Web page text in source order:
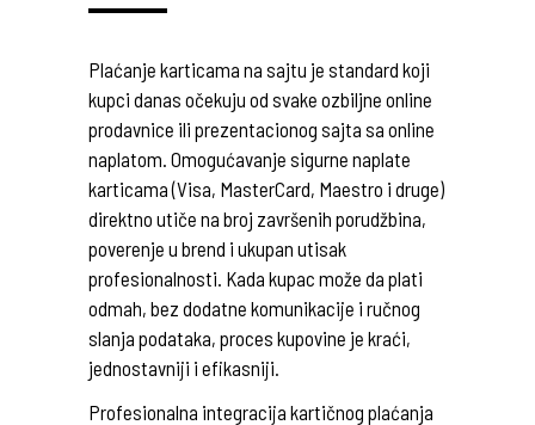
Plaćanje karticama na sajtu je standard koji
kupci danas očekuju od svake ozbiljne online
prodavnice ili prezentacionog sajta sa online
naplatom. Omogućavanje sigurne naplate
karticama (Visa, MasterCard, Maestro i druge)
direktno utiče na broj završenih porudžbina,
poverenje u brend i ukupan utisak
profesionalnosti. Kada kupac može da plati
odmah, bez dodatne komunikacije i ručnog
slanja podataka, proces kupovine je kraći,
jednostavniji i efikasniji.
Profesionalna integracija kartičnog plaćanja